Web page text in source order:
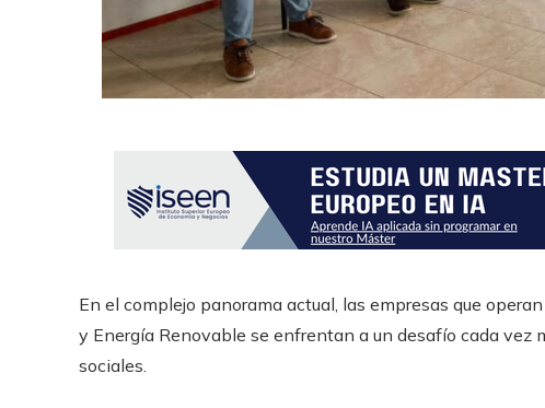
En el complejo panorama actual, las empresas que
y Energía Renovable se enfrentan a un desafío cada vez
sociales.